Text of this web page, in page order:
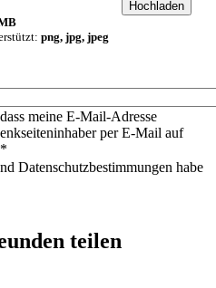
png, jpg, jpeg
meine E-Mail-Adresse
per E-Mail auf
Datenschutzbestimmungen habe
teilen